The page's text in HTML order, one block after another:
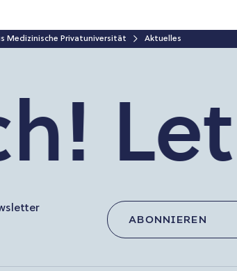
Medizinische Privatuniversität Aktuelles
ABONNIEREN